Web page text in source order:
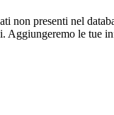
non presenti nel
Aggiungeremo le tue